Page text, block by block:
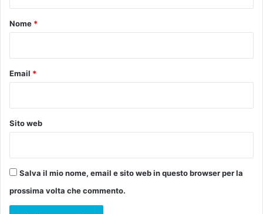
e
n
d
E
v
a
g
e
l
s
t
a
B
e
n
a
o
Nome *
Email *
Sito web
Salva il mio nome, email e sito web in questo browser per la
prossima volta che commento.